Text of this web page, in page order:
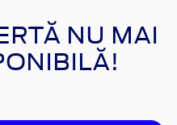
NU MAI